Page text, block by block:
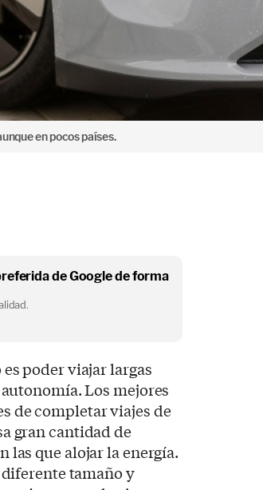
en pocos países.
de Google de forma
poder viajar largas
Los mejores
de completar viajes de
gran cantidad de
las que alojar la energía.
tamaño y